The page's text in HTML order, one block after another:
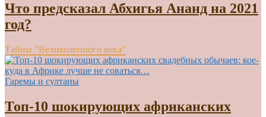
Что предсказал Абхигья Ананд на 2021
год?
Тайны "Великолепного века"
Гаремы и султаны
Топ-10 шокирующих африканских